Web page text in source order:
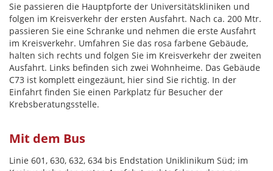
Sie passieren die Hauptpforte der Universitätskliniken und
folgen im Kreisverkehr der ersten Ausfahrt. Nach ca. 200 Mtr.
passieren Sie eine Schranke und nehmen die erste Ausfahrt
im Kreisverkehr. Umfahren Sie das rosa farbene Gebäude,
halten sich rechts und folgen Sie im Kreisverkehr der zweiten
Ausfahrt. Links befinden sich zwei Wohnheime. Das Gebäude
C73 ist komplett eingezäunt, hier sind Sie richtig. In der
Einfahrt finden Sie einen Parkplatz für Besucher der
Krebsberatungsstelle.
Mit dem Bus
Linie 601, 630, 632, 634 bis Endstation Uniklinikum Süd; im